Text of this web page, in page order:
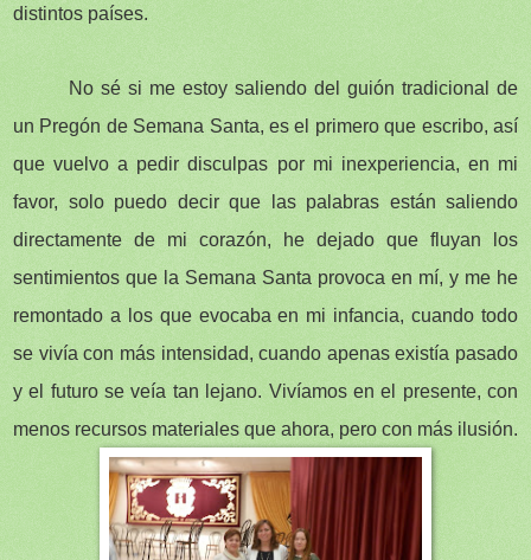
distintos países.
No sé si me estoy saliendo del guión tradicional de
un Pregón de Semana Santa, es el primero que escribo, así
que vuelvo a pedir disculpas por mi inexperiencia, en mi
favor, solo puedo decir que las palabras están saliendo
directamente de mi corazón, he dejado que fluyan los
sentimientos que la Semana Santa provoca en mí, y me he
remontado a los que evocaba en mi infancia, cuando todo
se vivía con más intensidad, cuando apenas existía pasado
y el futuro se veía tan lejano. Vivíamos en el presente, con
menos recursos materiales que ahora, pero con más ilusión.